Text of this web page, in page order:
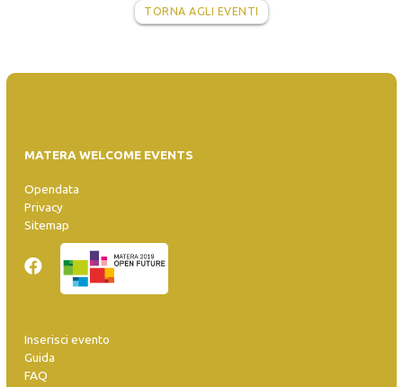
TORNA AGLI EVENTI
MATERA WELCOME EVENTS
Opendata
Privacy
Sitemap
Inserisci evento
Guida
FAQ